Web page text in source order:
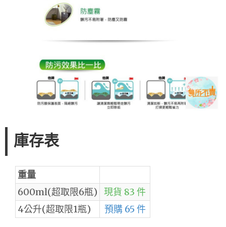
庫存表
重量
600ml(超取限6瓶)
現貨 83 件
4公升(超取限1瓶)
預購 65 件